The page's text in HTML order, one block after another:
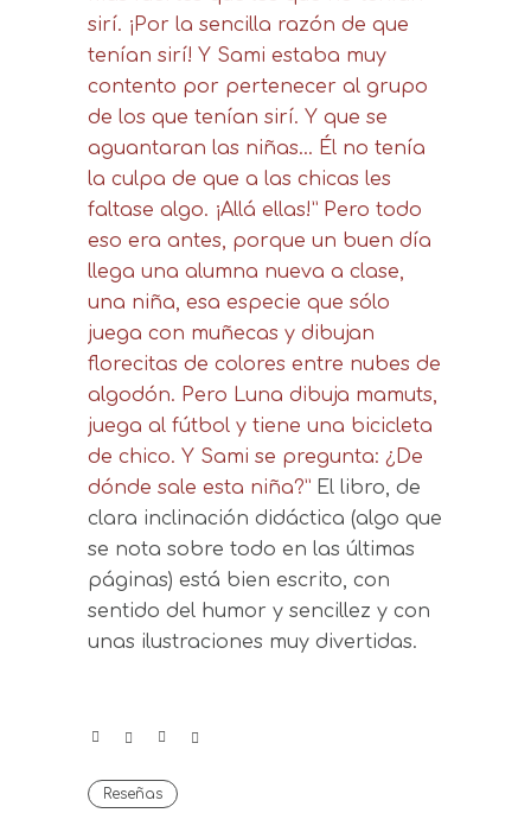
sirí. ¡Por la sencilla razón de que
tenían sirí! Y Sami estaba muy
contento por pertenecer al grupo
de los que tenían sirí. Y que se
aguantaran las niñas… Él no tenía
la culpa de que a las chicas les
faltase algo. ¡Allá ellas!” Pero todo
eso era antes, porque un buen día
llega una alumna nueva a clase,
una niña, esa especie que sólo
juega con muñecas y dibujan
florecitas de colores entre nubes de
algodón. Pero Luna dibuja mamuts,
juega al fútbol y tiene una bicicleta
de chico. Y Sami se pregunta: ¿De
dónde sale esta niña?” El libro, de
clara inclinación didáctica (algo que
se nota sobre todo en las últimas
páginas) está bien escrito, con
sentido del humor y sencillez y con
unas ilustraciones muy divertidas.
Reseñas